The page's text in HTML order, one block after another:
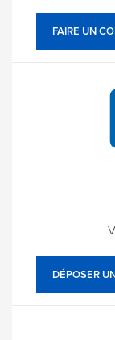
FAIRE UN
DÉPOSER